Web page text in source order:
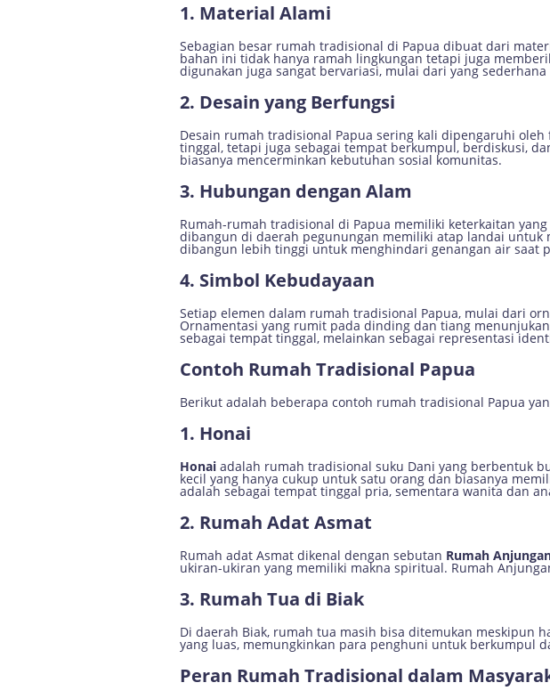
1. Material Alami
Sebagian besar rumah tradisional di Papua dibuat dari
bahan ini tidak hanya ramah lingkungan tetapi juga
digunakan juga sangat bervariasi, mulai dari yang
2. Desain yang Berfungsi
Desain rumah tradisional Papua sering kali dipengaruhi
tinggal, tetapi juga sebagai tempat berkumpul, berdiskusi,
biasanya mencerminkan kebutuhan sosial komunitas.
3. Hubungan dengan Alam
Rumah-rumah tradisional di Papua memiliki keterkaitan
dibangun di daerah pegunungan memiliki atap landai
dibangun lebih tinggi untuk menghindari genangan air saat
4. Simbol Kebudayaan
Setiap elemen dalam rumah tradisional Papua, mulai dari
Ornamentasi yang rumit pada dinding dan tiang
sebagai tempat tinggal, melainkan sebagai representasi
Contoh Rumah Tradisional Papua
Berikut adalah beberapa contoh rumah tradisional Papua
1. Honai
Honai adalah rumah tradisional suku Dani yang berbentuk
kecil yang hanya cukup untuk satu orang dan biasanya
adalah sebagai tempat tinggal pria, sementara wanita dan
2. Rumah Adat Asmat
Rumah adat Asmat dikenal dengan sebutan Rumah
ukiran-ukiran yang memiliki makna spiritual. Rumah
3. Rumah Tua di Biak
Di daerah Biak, rumah tua masih bisa ditemukan meskipun
yang luas, memungkinkan para penghuni untuk berkumpul
Peran Rumah Tradisional dalam